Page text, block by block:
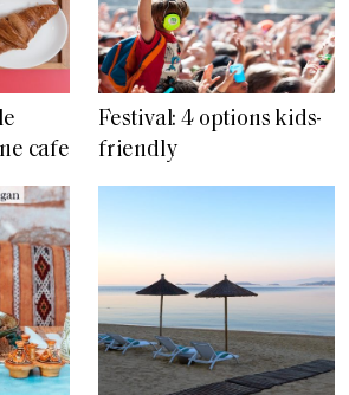
cafe
Festival: 4 options kids-
friendly